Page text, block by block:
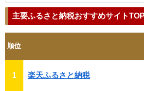
主要ふるさと納税おすすめサイト
順位
1 楽天ふるさと納税